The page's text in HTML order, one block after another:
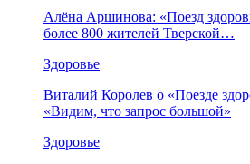
Алёна Аршинова: «Поезд
более 800 жителей Тверской…
Здоровье
Виталий Королев о «Поезде
«Видим, что запрос большой»
Здоровье